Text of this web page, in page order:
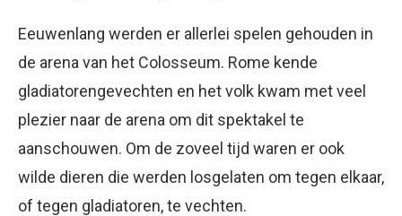
Eeuwenlang werden er allerlei spelen gehouden in
de arena van het Colosseum. Rome kende
gladiatorengevechten en het volk kwam met veel
plezier naar de arena om dit spektakel te
aanschouwen. Om de zoveel tijd waren er ook
wilde dieren die werden losgelaten om tegen elkaar,
of tegen gladiatoren, te vechten.